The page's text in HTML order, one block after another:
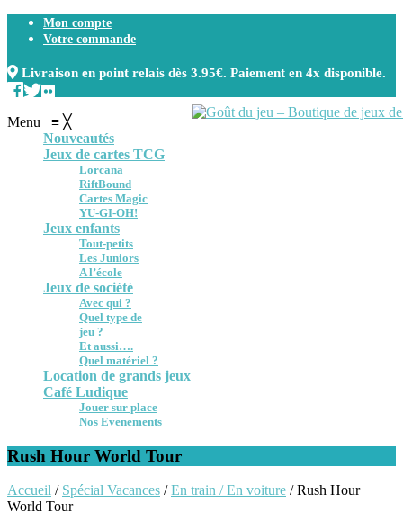
Mon compte
Votre commande
Livraison en point relais dès 3.95€. Paiement en 4x disponible.
Menu ≡ ╳
Nouveautés
Jeux de cartes TCG
Lorcana
RiftBound
Cartes Magic
YU-GI-OH!
Jeux enfants
Tout-petits
Les Juniors
A l’école
Jeux de société
Avec qui ?
Quel type de
jeu ?
Et aussi….
Quel matériel ?
Location de grands jeux
Café Ludique
Jouer sur place
Nos Evenements
Rush Hour World Tour
Accueil / Spécial Vacances /En train / En voiture / Rush Hour
World Tour